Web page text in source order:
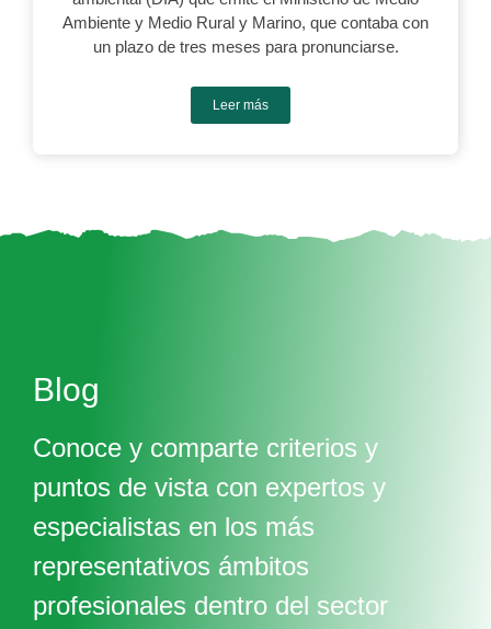
Ambiente y Medio Rural y Marino, que contaba con
un plazo de tres meses para pronunciarse.
Leer más
Blog
Conoce y comparte criterios y
puntos de vista con expertos y
especialistas en los más
representativos ámbitos
profesionales dentro del sector